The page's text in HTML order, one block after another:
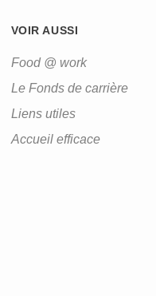
VOIR AUSSI
Food @ work
Le Fonds de carrière
Liens utiles
Accueil efficace